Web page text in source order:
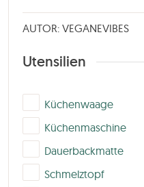
AUTOR: VEGANEVIBES
Utensilien
▢
Küchenwaage
▢
Küchenmaschine
▢
Dauerbackmatte
▢
Schmelztopf